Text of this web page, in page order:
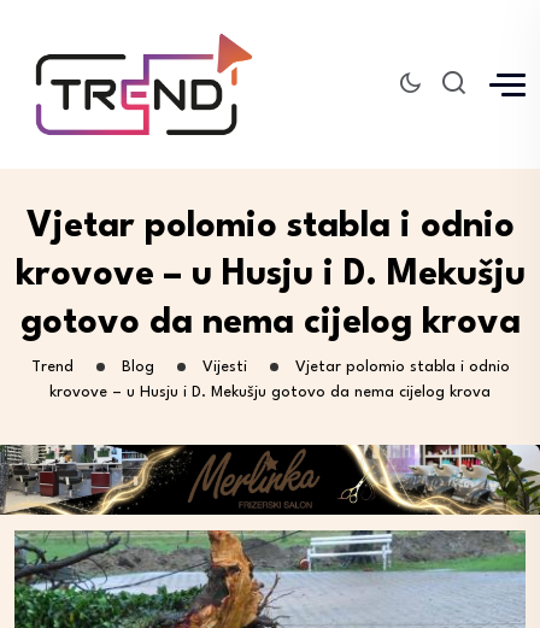
Vjetar polomio stabla i odnio
krovove – u Husju i D. Mekušju
gotovo da nema cijelog krova
Trend Blog Vijesti
Vjetar polomio stabla i odnio
krovove – u Husju i D. Mekušju gotovo da nema cijelog krova